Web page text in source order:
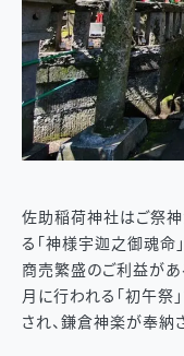
佐助稲荷神社はご祭
る「神様宇迦之御魂命
商売繁盛のご利益があ
月に行われる「初午祭
され、鎌倉神楽が奉納